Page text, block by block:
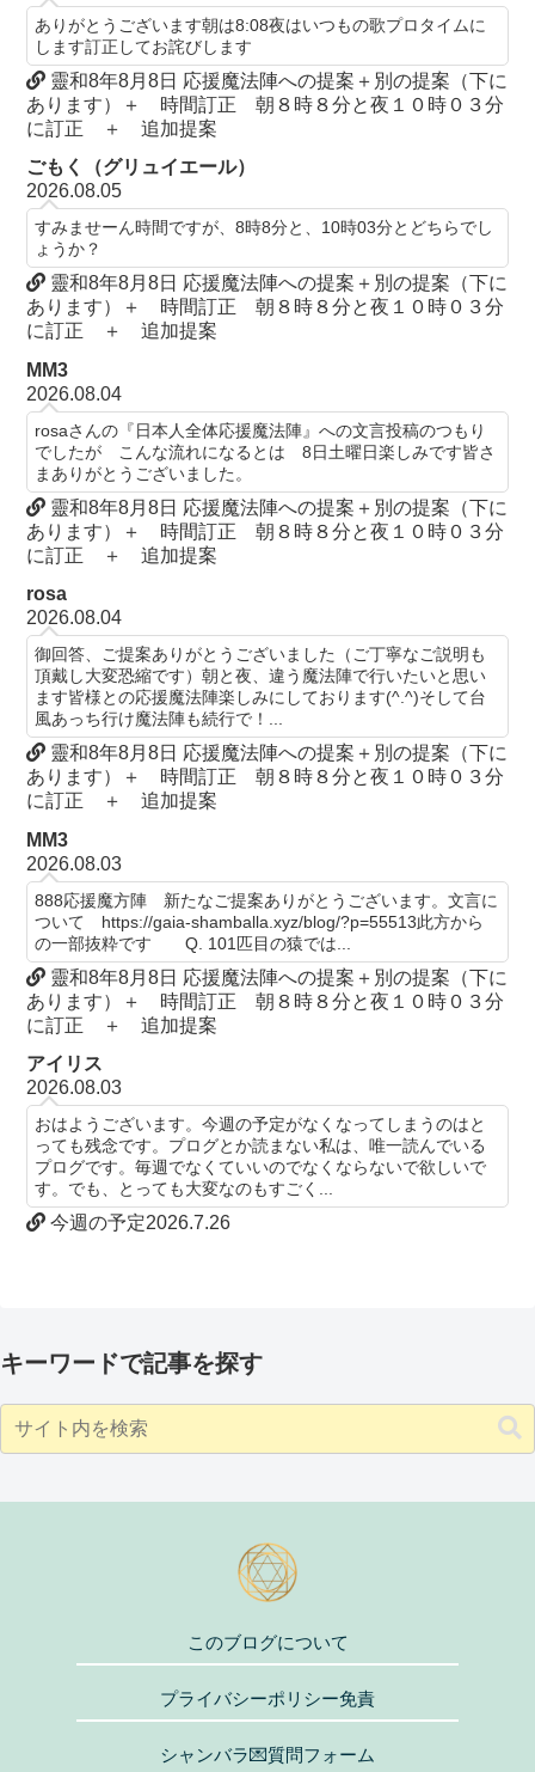
ありがとうございます朝は8:08夜はいつもの歌プロタイムに
します訂正してお詫びします
靈和8年8月8日 応援魔法陣への提案＋別の提案（下に
あります）＋ 時間訂正 朝８時８分と夜１０時０３分
に訂正 ＋ 追加提案
ごもく（グリュイエール）
2026.08.05
すみませーん時間ですが、8時8分と、10時03分とどちらでし
ょうか？
靈和8年8月8日 応援魔法陣への提案＋別の提案（下に
あります）＋ 時間訂正 朝８時８分と夜１０時０３分
に訂正 ＋ 追加提案
MM3
2026.08.04
rosaさんの『日本人全体応援魔法陣』への文言投稿のつもり
でしたが こんな流れになるとは 8日土曜日楽しみです皆さ
まありがとうございました。
靈和8年8月8日 応援魔法陣への提案＋別の提案（下に
あります）＋ 時間訂正 朝８時８分と夜１０時０３分
に訂正 ＋ 追加提案
rosa
2026.08.04
御回答、ご提案ありがとうございました（ご丁寧なご説明も
頂戴し大変恐縮です）朝と夜、違う魔法陣で行いたいと思い
ます皆様との応援魔法陣楽しみにしております(^.^)そして台
風あっち行け魔法陣も続行で！...
靈和8年8月8日 応援魔法陣への提案＋別の提案（下に
あります）＋ 時間訂正 朝８時８分と夜１０時０３分
に訂正 ＋ 追加提案
MM3
2026.08.03
888応援魔方陣 新たなご提案ありがとうございます。文言に
ついて https://gaia-shamballa.xyz/blog/?p=55513此方から
の一部抜粋です Q. 101匹目の猿では...
靈和8年8月8日 応援魔法陣への提案＋別の提案（下に
あります）＋ 時間訂正 朝８時８分と夜１０時０３分
に訂正 ＋ 追加提案
アイリス
2026.08.03
おはようございます。今週の予定がなくなってしまうのはと
っても残念です。プログとか読まない私は、唯一読んでいる
プログです。毎週でなくていいのでなくならないで欲しいで
す。でも、とっても大変なのもすごく...
今週の予定2026.7.26
キーワードで記事を探す
このブログについて
プライバシーポリシー免責
シャンバラ💌質問フォーム